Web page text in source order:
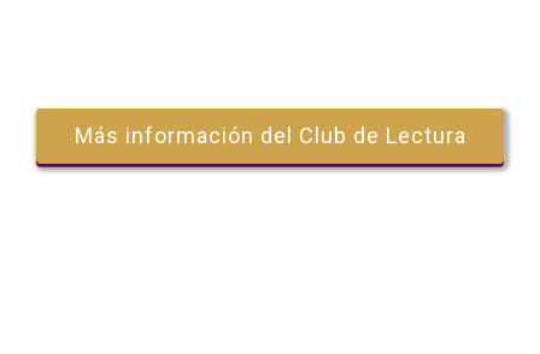
Más información del Club de Lectura